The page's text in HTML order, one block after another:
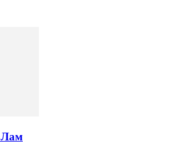
Лам